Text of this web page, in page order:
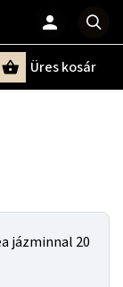
Üres kosár
jázminnal 20